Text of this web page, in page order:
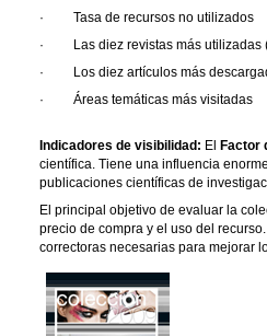
·
Tasa de recursos no utilizados
·
Las diez revistas más
·
Los diez artículos más
·
Áreas temáticas más visitadas
Indicadores de visibilidad: El Factor
científica. Tiene una influencia
publicaciones científicas de
El principal objetivo de evaluar la
precio de compra y el uso del
correctoras necesarias para mejorar